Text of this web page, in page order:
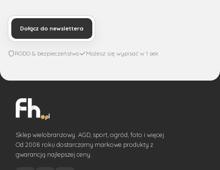
Dołącz do newslettera
RODO & bezpieczeństwo Możesz się wypisać w 1 sek
Sklep wielobranżowy. AGD, sport, ogród, foto i więcej.
Od 2008 roku dostarczamy markowe produkty z
gwarancją najlepszej ceny.